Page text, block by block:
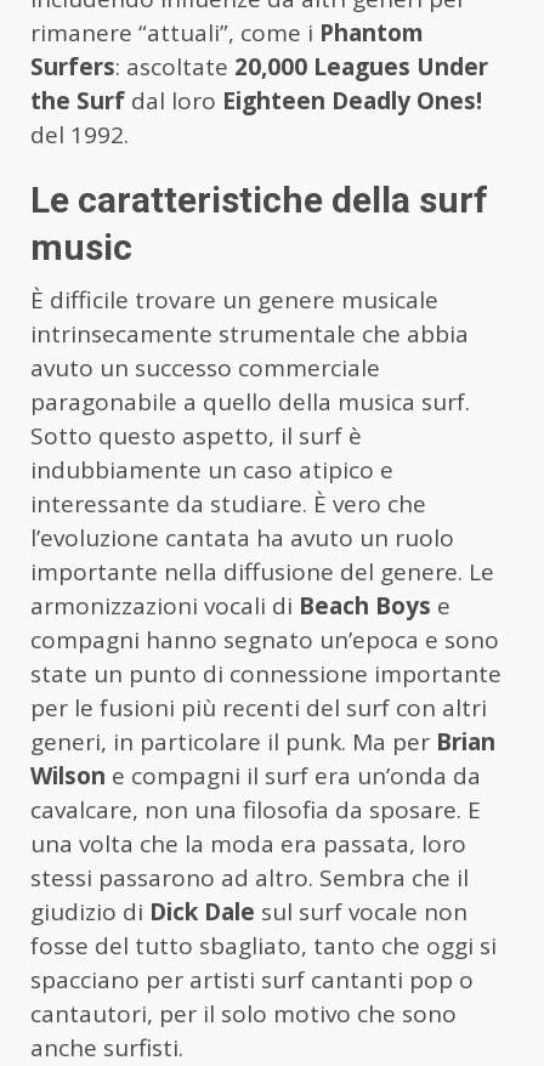
rimanere “attuali”, come i Phantom
Surfers: ascoltate 20,000 Leagues Under
the Surf dal loro Eighteen Deadly Ones!
del 1992.
Le caratteristiche della surf
music
È difficile trovare un genere musicale
intrinsecamente strumentale che abbia
avuto un successo commerciale
paragonabile a quello della musica surf.
Sotto questo aspetto, il surf è
indubbiamente un caso atipico e
interessante da studiare. È vero che
l’evoluzione cantata ha avuto un ruolo
importante nella diffusione del genere. Le
armonizzazioni vocali di Beach Boys e
compagni hanno segnato un’epoca e sono
state un punto di connessione importante
per le fusioni più recenti del surf con altri
generi, in particolare il punk. Ma per Brian
Wilson e compagni il surf era un’onda da
cavalcare, non una filosofia da sposare. E
una volta che la moda era passata, loro
stessi passarono ad altro. Sembra che il
giudizio di Dick Dale sul surf vocale non
fosse del tutto sbagliato, tanto che oggi si
spacciano per artisti surf cantanti pop o
cantautori, per il solo motivo che sono
anche surfisti.